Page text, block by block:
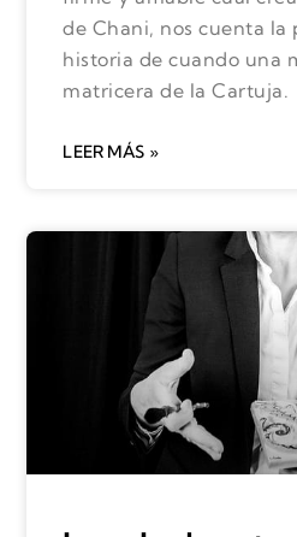
de Chani, nos cuenta la
historia de cuando una
matricera de la Cartuja.
LEER MÁS »